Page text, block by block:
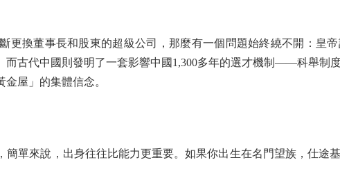
換董事長和股東的超級公司，那麼有一個問題始終繞不開：皇帝
古代中國則發明了一套影響中國1,300多年的選才機制——科舉制
屋」的集體信念。
來說，出身往往比能力更重要。如果你出生在名門望族，仕途